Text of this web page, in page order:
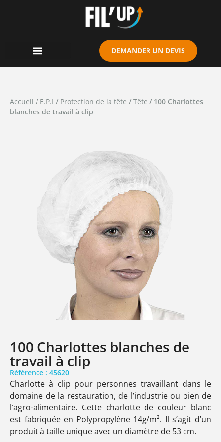
DEMANDER UN DEVIS
Accueil / E.P.I / Protection de la tête / Tête / 100 Charlottes
blanches de travail à clip
100 Charlottes blanches de
travail à clip
Référence : 45620
Charlotte à clip pour personnes travaillant dans le
domaine de la restauration, de l’industrie ou bien de
l’agro-alimentaire. Cette charlotte de couleur blanc
est fabriquée en Polypropylène 14g/m². Il s’agit d’un
produit à taille unique avec un diamètre de 53 cm.
Cookies management panel